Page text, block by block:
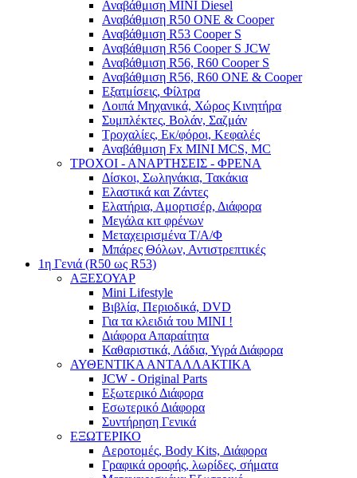
Αναβάθμιση MINI Diesel
Αναβάθμιση R50 ONE & Cooper
Αναβάθμιση R53 Cooper S
Αναβάθμιση R56 Cooper S JCW
Αναβάθμιση R56, R60 Cooper S
Αναβάθμιση R56, R60 ONE & Cooper
Εξατμίσεις, Φίλτρα
Λοιπά Μηχανικά, Χώρος Κινητήρα
Συμπλέκτες, Βολάν, Σαζμάν
Τροχαλίες, Εκ/φόροι, Κεφαλές
Αναβάθμιση Fx MINI MCS, MC
ΤΡΟΧΟΙ - ΑΝΑΡΤΗΣΕΙΣ - ΦΡΕΝΑ
Δίσκοι, Σωληνάκια, Τακάκια
Ελαστικά και Ζάντες
Ελατήρια, Αμορτισέρ, Διάφορα
Μεγάλα κιτ φρένων
Μεταχειρισμένα Τ/Α/Φ
Μπάρες Θόλων, Αντιστρεπτικές
1η Γενιά (R50 ως R53)
ΑΞΕΣΟΥΑΡ
Mini Lifestyle
Βιβλία, Περιοδικά, DVD
Για τα κλειδιά του MINI !
Διάφορα Απαραίτητα
Καθαριστικά, Λάδια, Υγρά Διάφορα
ΑΥΘΕΝΤΙΚΑ ΑΝΤΑΛΛΑΚΤΙΚΑ
JCW - Original Parts
Εξωτερικό Διάφορα
Εσωτερικό Διάφορα
Συντήρηση Γενικά
ΕΞΩΤΕΡΙΚΟ
Αεροτομές, Body Kits, Διάφορα
Γραφικά οροφής, λωρίδες, σήματα